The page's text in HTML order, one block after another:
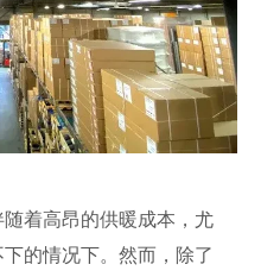
着高昂的供暖成本，尤
的情况下。然而，除了